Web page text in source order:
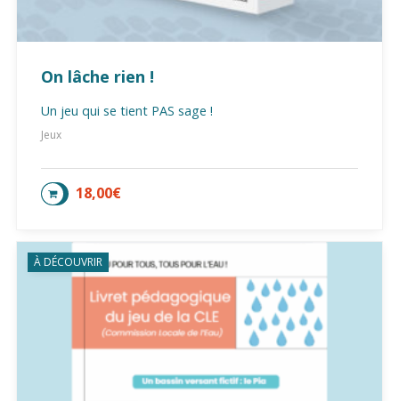
On lâche rien !
Un jeu qui se tient PAS sage !
Jeux
18,00€
AJOUTER AU PANIER
À DÉCOUVRIR